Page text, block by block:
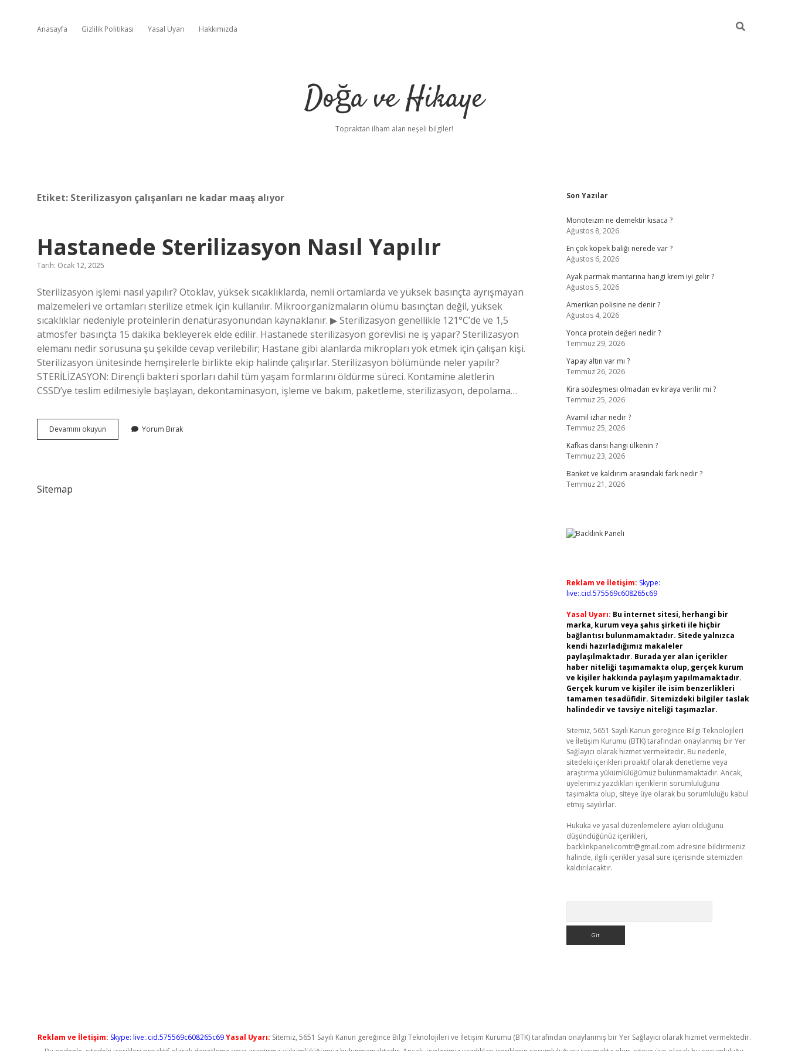
Anasayfa Gizlilik Politikası Yasal Uyarı Hakkımızda
Doğa ve Hikaye
Topraktan ilham alan neşeli bilgiler!
Etiket: Sterilizasyon çalışanları ne kadar maaş alıyor
Hastanede Sterilizasyon Nasıl Yapılır
Tarih: Ocak 12, 2025
Sterilizasyon işlemi nasıl yapılır? Otoklav, yüksek sıcaklıklarda, nemli ortamlarda ve yüksek basınçta ayrışmayan
malzemeleri ve ortamları sterilize etmek için kullanılır. Mikroorganizmaların ölümü basınçtan değil, yüksek
sıcaklıklar nedeniyle proteinlerin denatürasyonundan kaynaklanır. ▶ Sterilizasyon genellikle 121°C’de ve 1,5
atmosfer basınçta 15 dakika bekleyerek elde edilir. Hastanede sterilizasyon görevlisi ne iş yapar? Sterilizasyon
elemanı nedir sorusuna şu şekilde cevap verilebilir; Hastane gibi alanlarda mikropları yok etmek için çalışan kişi.
Sterilizasyon ünitesinde hemşirelerle birlikte ekip halinde çalışırlar. Sterilizasyon bölümünde neler yapılır?
STERİLİZASYON: Dirençli bakteri sporları dahil tüm yaşam formlarını öldürme süreci. Kontamine aletlerin
CSSD’ye teslim edilmesiyle başlayan, dekontaminasyon, işleme ve bakım, paketleme, sterilizasyon, depolama…
Devamını okuyun Hastanede
Sterilizasyon
Yorum Bırak
Sitemap
Sidebar
Son Yazılar
Monoteizm ne demektir kısaca ?
Ağustos 8, 2026
En çok köpek balığı nerede var ?
Ağustos 6, 2026
Ayak parmak mantarına hangi krem iyi gelir ?
Ağustos 5, 2026
Amerikan polisine ne denir ?
Ağustos 4, 2026
Yonca protein değeri nedir ?
Temmuz 29, 2026
Yapay altın var mı ?
Temmuz 26, 2026
Kira sözleşmesi olmadan ev kiraya verilir mi ?
Temmuz 25, 2026
Avamil izhar nedir ?
Temmuz 25, 2026
Kafkas dansı hangi ülkenin ?
Temmuz 23, 2026
Banket ve kaldırım arasındaki fark nedir ?
Temmuz 21, 2026
Reklam ve İletişim: Skype:
live:.cid.575569c608265c69
Yasal Uyarı: Bu internet sitesi, herhangi bir
marka, kurum veya şahıs şirketi ile hiçbir
bağlantısı bulunmamaktadır. Sitede yalnızca
kendi hazırladığımız makaleler
paylaşılmaktadır. Burada yer alan içerikler
haber niteliği taşımamakta olup, gerçek kurum
ve kişiler hakkında paylaşım yapılmamaktadır.
Gerçek kurum ve kişiler ile isim benzerlikleri
tamamen tesadüfidir. Sitemizdeki bilgiler taslak
halindedir ve tavsiye niteliği taşımazlar.
Sitemiz, 5651 Sayılı Kanun gereğince Bilgi Teknolojileri
ve İletişim Kurumu (BTK) tarafından onaylanmış bir Yer
Sağlayıcı olarak hizmet vermektedir. Bu nedenle,
sitedeki içerikleri proaktif olarak denetleme veya
araştırma yükümlülüğümüz bulunmamaktadır. Ancak,
üyelerimiz yazdıkları içeriklerin sorumluluğunu
taşımakta olup, siteye üye olarak bu sorumluluğu kabul
etmiş sayılırlar.
Hukuka ve yasal düzenlemelere aykırı olduğunu
düşündüğünüz içerikleri,
backlinkpanelicomtr@gmail.com adresine bildirmeniz
halinde, ilgili içerikler yasal süre içerisinde sitemizden
kaldırılacaktır.
Reklam ve İletişim: Skype: live:.cid.575569c608265c69 Yasal Uyarı: Sitemiz, 5651 Sayılı Kanun gereğince Bilgi Teknolojileri ve İletişim Kurumu (BTK) tarafından onaylanmış bir Yer Sağlayıcı olarak hizmet vermektedir.